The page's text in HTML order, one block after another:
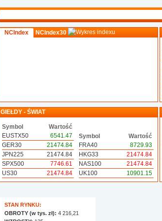
NCIndex NCIndex30
GIEŁDY - ŚWIAT
Symbol
Wartość
EUSTX50
6541.47
GER30
21474.84
JPN225
21474.84
SPX500
7746.61
US30
21474.84
Symbol
Wartość
FRA40
8729.93
HKG33
21474.84
NAS100
21474.84
UK100
10901.15
STAN RYNKU:
OBROTY (w tys. zł): 4 216,21